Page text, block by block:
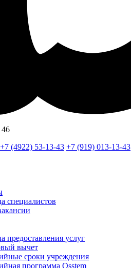
+7 (4922) 53-13-43 +7 (919) 013-13-43
специалистов
предоставления услуг
вычет
сроки учреждения
программа Osstem